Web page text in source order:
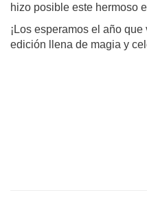
hizo posible este hermoso
¡Los esperamos el año
edición llena de magia y